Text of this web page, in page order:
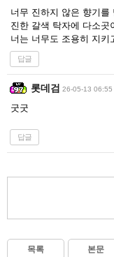
너무 진하지 않은 향기를
진한 갈색 탁자에 다소곳
너는 너무도 조용히 지키
답글
롯데검 26-05-13 06:55
굿굿
답글
목록 본문